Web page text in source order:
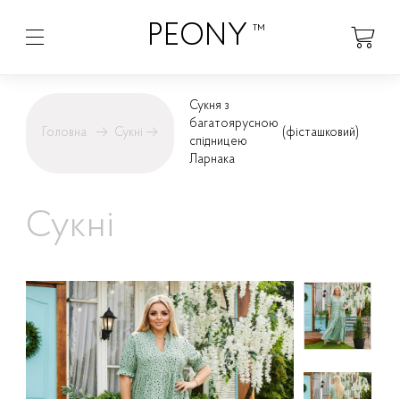
PEONY ™
Головна → Сукні →
Сукня з
багатоярусною
спідницею
Ларнака
(фісташковий)
Сукні